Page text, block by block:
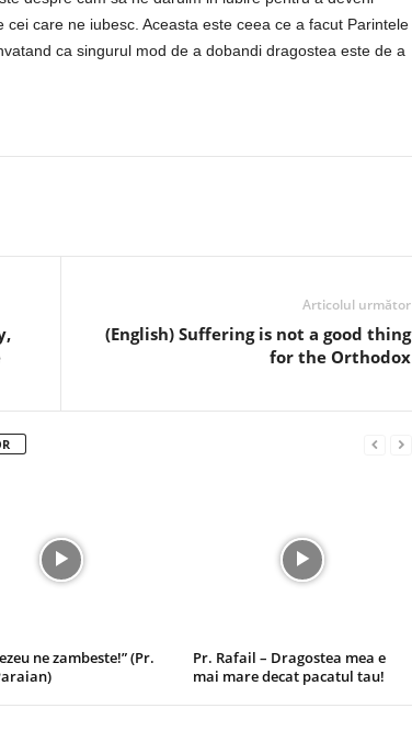
care ne iubesc. Aceasta este ceea ce a facut Parintele
ca singurul mod de a dobandi dragostea este de a
Articolul următor
(English) Suffering is not a good thing
for the Orthodox
ne zambeste!” (Pr.
Pr. Rafail – Dragostea mea e
mai mare decat pacatul tau!